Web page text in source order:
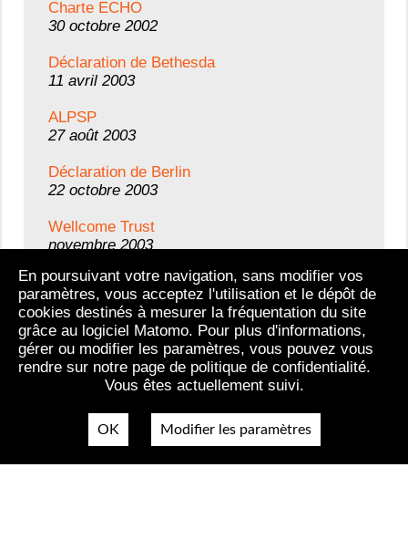
Charte ECHO
30 octobre 2002
Déclaration de Bethesda
11 avril 2003
ALPSP
27 août 2003
Déclaration de Berlin
22 octobre 2003
Wellcome Trust
novembre 2003
InterAcademy Panel
4 décembre 2003
Tous les textes
Nous contacter
Plan du site
Mentions légales & confidentialité
Accessibilté
En poursuivant votre navigation, sans modifier vos
paramètres, vous acceptez l'utilisation et le dépôt de
cookies destinés à mesurer la fréquentation du site
grâce au logiciel Matomo. Pour plus d'informations,
gérer ou modifier les paramètres, vous pouvez vous
rendre sur notre page de politique de confidentialité.
Vous êtes actuellement suivi.
OK Modifier les paramètres